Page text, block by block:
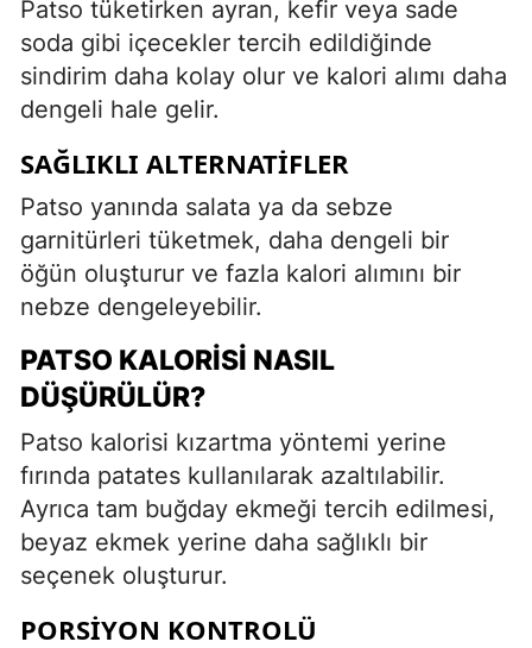
Patso tüketirken ayran, kefir veya sade
soda gibi içecekler tercih edildiğinde
sindirim daha kolay olur ve kalori alımı daha
dengeli hale gelir.
SAĞLIKLI ALTERNATIFLER
Patso yanında salata ya da sebze
garnitürleri tüketmek, daha dengeli bir
öğün oluşturur ve fazla kalori alımını bir
nebze dengeleyebilir.
PATSO KALORISI NASIL
DÜŞÜRÜLÜR?
Patso kalorisi kızartma yöntemi yerine
fırında patates kullanılarak azaltılabilir.
Ayrıca tam buğday ekmeği tercih edilmesi,
beyaz ekmek yerine daha sağlıklı bir
seçenek oluşturur.
PORSIYON KONTROLÜ